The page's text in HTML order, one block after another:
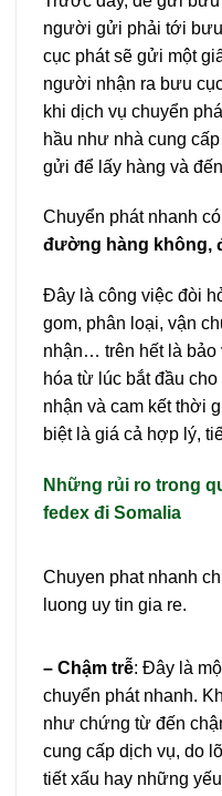
người gửi phải tới
cục phát sẽ gửi một
người nhận ra bưu
khi dịch vụ chuyển
hầu như nhà cung
gửi để lấy hàng và
Chuyển phát nhanh
đường hàng không,
Đây là công việc đòi
gom, phân loại, vận
nhận… trên hết là bảo
hóa từ lúc bắt đầu
nhận và cam kết thời
biệt là giá cả hợp lý,
Những rủi ro trong
fedex đi Somalia
Chuyen phat nhanh
luong uy tin gia re.
– Chậm trễ: Đây là
chuyển phát nhanh.
như chứng từ đến
cung cấp dịch vụ, do
tiết xấu hay những